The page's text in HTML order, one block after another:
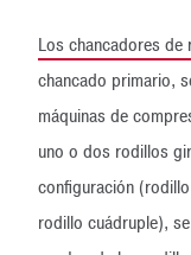
Los chancadores de
chancado primario,
máquinas de
uno o dos rodillos
configuración
rodillo cuádruple),